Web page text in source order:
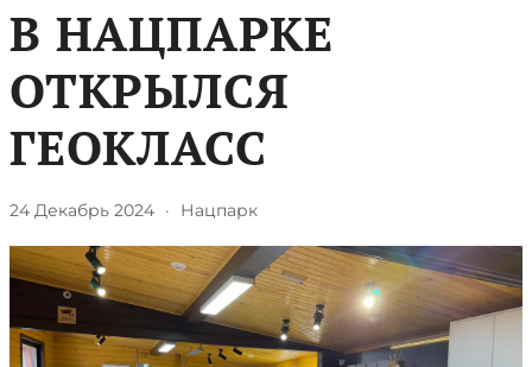
В НАЦПАРКЕ
ОТКРЫЛСЯ
ГЕОКЛАСС
24 Декабрь 2024 · Нацпарк